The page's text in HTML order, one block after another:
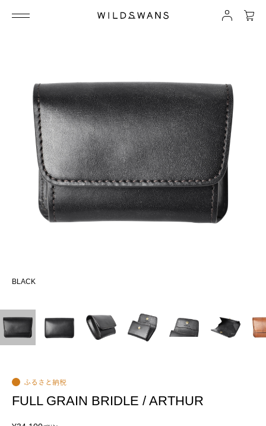
BLACK
FULL GRAIN BRIDLE / ARTHUR